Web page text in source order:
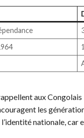
aux Congolais
les
nationale, car